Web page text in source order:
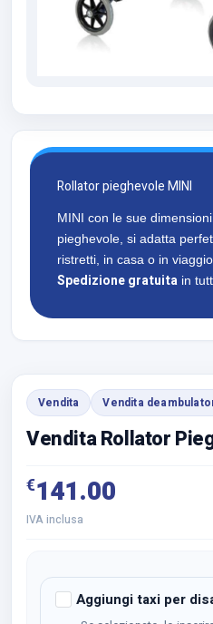
Rollator pieghevole MINI
MINI con le sue
pieghevole, si adatta
ristretti, in casa o in
Spedizione gratuita in
Vendita Vendita
Vendita Rollator
€141.00
IVA inclusa
Aggiungi taxi per